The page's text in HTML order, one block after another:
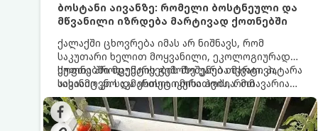
ბოსტანი აივანზე: რომელი ბოსტნეული და
მწვანილი იზრდება მარტივად ქოთნებში
ქალაქში ცხოვრება იმას არ ნიშნავს, რომ
საკუთარი ხელით მოყვანილი, ეკოლოგიურად
სუფთა პროდუქტის გემოზე უარი თქვათ. პატარა
აივანიც კი საკმარისია იმისათვის, რომ
მოიწყოთ მინი-ბოსტანი, საიდანაც
ყოველდღიურად ახალ, არომატულ მწვანილსა
და ბოსტნეულს მოკრეფთ.
ქოთნებში მცენარეების მოშენება მარტივი,
სასიამოვნო და ესთეტიკური ჰობია. მთავარია
იცოდეთ, რომელი კულტურები ეგუებიან
ქოთნის პირობებს ყველაზე კარგად და როგორ
მოუაროთ მათ სწორად.